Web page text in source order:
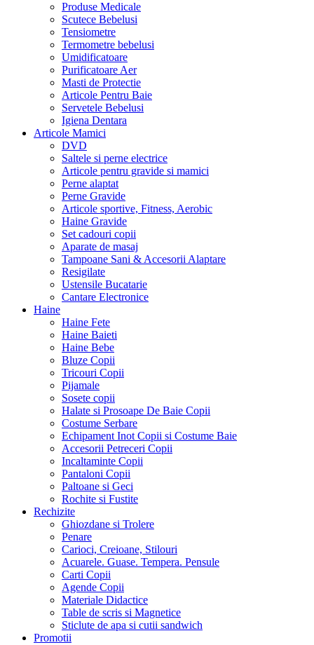
Produse Medicale
Scutece Bebelusi
Tensiometre
Termometre bebelusi
Umidificatoare
Purificatoare Aer
Masti de Protectie
Articole Pentru Baie
Servetele Bebelusi
Igiena Dentara
Articole Mamici
DVD
Saltele si perne electrice
Articole pentru gravide si mamici
Perne alaptat
Perne Gravide
Articole sportive, Fitness, Aerobic
Haine Gravide
Set cadouri copii
Aparate de masaj
Tampoane Sani & Accesorii Alaptare
Resigilate
Ustensile Bucatarie
Cantare Electronice
Haine
Haine Fete
Haine Baieti
Haine Bebe
Bluze Copii
Tricouri Copii
Pijamale
Sosete copii
Halate si Prosoape De Baie Copii
Costume Serbare
Echipament Inot Copii si Costume Baie
Accesorii Petreceri Copii
Incaltaminte Copii
Pantaloni Copii
Paltoane si Geci
Rochite si Fustite
Rechizite
Ghiozdane si Trolere
Penare
Carioci, Creioane, Stilouri
Acuarele. Guase. Tempera. Pensule
Carti Copii
Agende Copii
Materiale Didactice
Table de scris si Magnetice
Sticlute de apa si cutii sandwich
Promotii